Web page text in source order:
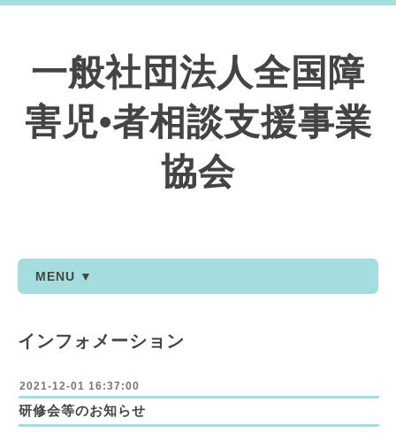
一般社団法人全国障
害児•者相談支援事業
協会
MENU ▼
インフォメーション
2021-12-01 16:37:00
研修会等のお知らせ